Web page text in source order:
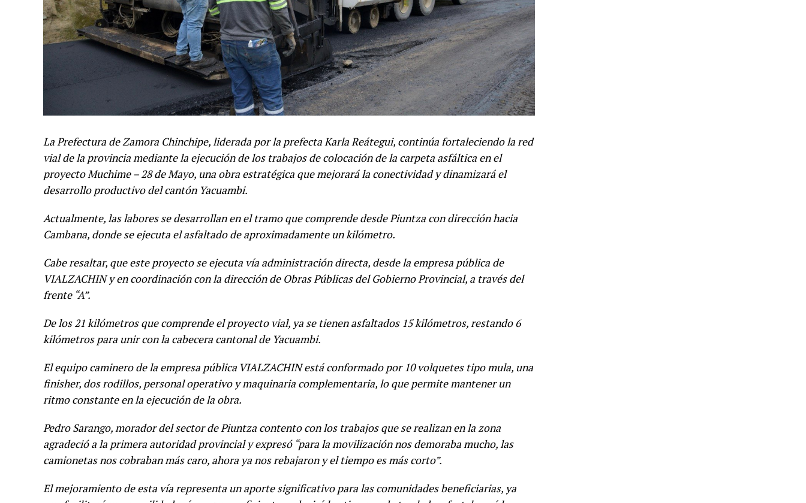
La Prefectura de Zamora Chinchipe, liderada por la prefecta Karla Reátegui, continúa fortaleciendo la red
vial de la provincia mediante la ejecución de los trabajos de colocación de la carpeta asfáltica en el
proyecto Muchime – 28 de Mayo, una obra estratégica que mejorará la conectividad y dinamizará el
desarrollo productivo del cantón Yacuambi.
Actualmente, las labores se desarrollan en el tramo que comprende desde Piuntza con dirección hacia
Cambana, donde se ejecuta el asfaltado de aproximadamente un kilómetro.
Cabe resaltar, que este proyecto se ejecuta vía administración directa, desde la empresa pública de
VIALZACHIN y en coordinación con la dirección de Obras Públicas del Gobierno Provincial, a través del
frente “A”.
De los 21 kilómetros que comprende el proyecto vial, ya se tienen asfaltados 15 kilómetros, restando 6
kilómetros para unir con la cabecera cantonal de Yacuambi.
El equipo caminero de la empresa pública VIALZACHIN está conformado por 10 volquetes tipo mula, una
finisher, dos rodillos, personal operativo y maquinaria complementaria, lo que permite mantener un
ritmo constante en la ejecución de la obra.
Pedro Sarango, morador del sector de Piuntza contento con los trabajos que se realizan en la zona
agradeció a la primera autoridad provincial y expresó “para la movilización nos demoraba mucho, las
camionetas nos cobraban más caro, ahora ya nos rebajaron y el tiempo es más corto”.
El mejoramiento de esta vía representa un aporte significativo para las comunidades beneficiarias, ya